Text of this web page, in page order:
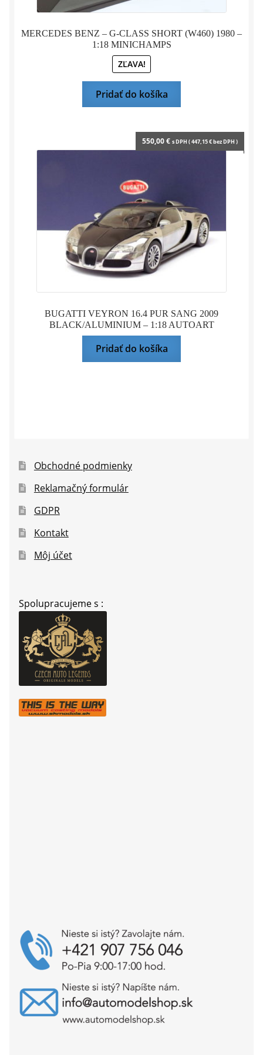
MERCEDES BENZ – G-CLASS SHORT (W460) 1980 –
1:18 MINICHAMPS
ZĽAVA!
Pridať do košíka
BUGATTI VEYRON 16.4 PUR SANG 2009
BLACK/ALUMINIUM – 1:18 AUTOART
550,00€ s DPH (447,15€bez DPH )
Pridať do košíka
Obchodné podmienky
Reklamačný formulár
GDPR
Kontakt
Môj účet
Spolupracujeme s :